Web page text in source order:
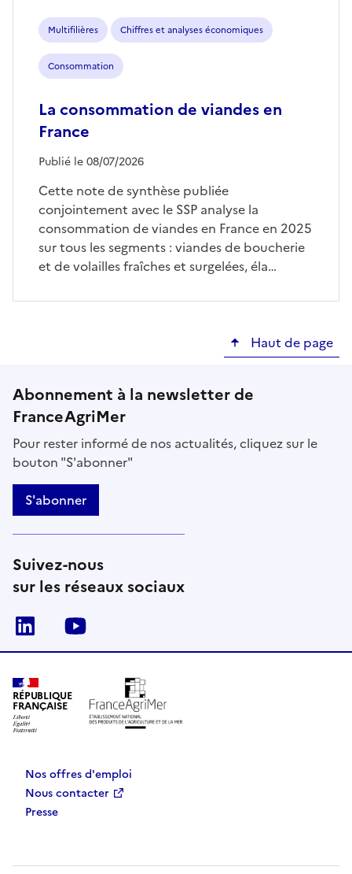
Multifilières Chiffres et analyses économiques
Consommation
La consommation de viandes en
France
Publié le 08/07/2026
Cette note de synthèse publiée
conjointement avec le SSP analyse la
consommation de viandes en France en 2025
sur tous les segments : viandes de boucherie
et de volailles fraîches et surgelées, éla…
Haut de page
Abonnement à la newsletter de
FranceAgriMer
Pour rester informé de nos actualités, cliquez sur le
bouton "S'abonner"
S'abonner
Suivez-nous
sur les réseaux sociaux
Linkedin
RÉPUBLIQUE
FRANÇAISE
Nos offres d'emploi
Nous contacter
Presse